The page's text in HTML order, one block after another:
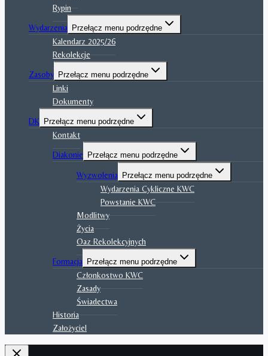
Rypin
Wydarzenia Przełącz menu podrzędne
Kalendarz 2025/26
Rekolekcje
Zasoby Przełącz menu podrzędne
Linki
Dokumenty
DK Przełącz menu podrzędne
Kontakt
Diakonie Przełącz menu podrzędne
Wyzwolenia Przełącz menu podrzędne
Wydarzenia Cykliczne KWC
Powstanie KWC
Modlitwy
Życia
Oaz Rekolekcyjnych
Formacja Przełącz menu podrzędne
Członkostwo KWC
Zasady
Świadectwa
Historia
Założyciel